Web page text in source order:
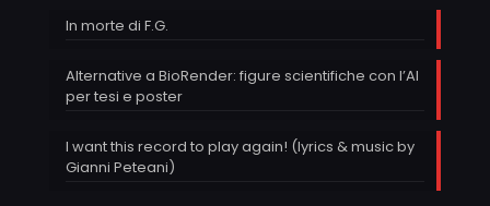
In morte di F.G.
Alternative a BioRender: figure scientifiche con l’AI
per tesi e poster
I want this record to play again! (lyrics & music by
Gianni Peteani)